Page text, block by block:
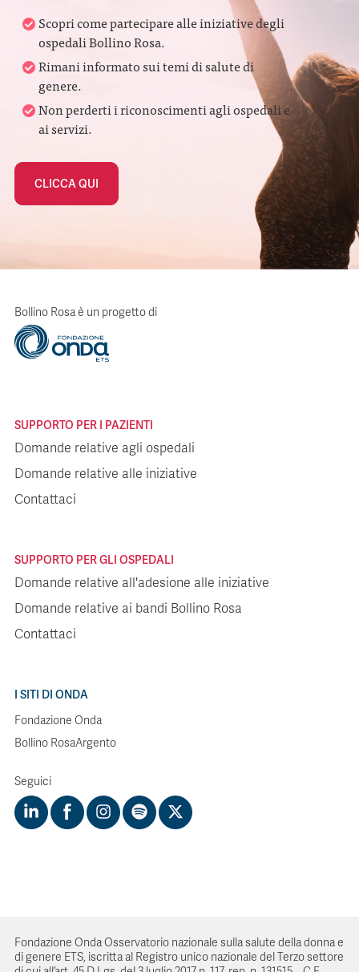
Scopri come partecipare alle iniziative degli
ospedali Bollino Rosa.
Rimani informato sui temi di salute di
genere.
Non perderti i riconoscimenti agli ospedali e
ai servizi.
CLICCA QUI
Bollino Rosa è un progetto di
SUPPORTO PER I PAZIENTI
Domande relative agli ospedali
Domande relative alle iniziative
Contattaci
SUPPORTO PER GLI OSPEDALI
Domande relative all'adesione alle iniziative
Domande relative ai bandi Bollino Rosa
Contattaci
I SITI DI ONDA
Fondazione Onda
Bollino RosaArgento
Seguici
Fondazione Onda Osservatorio nazionale sulla salute della donna e
di genere ETS, iscritta al Registro unico nazionale del Terzo settore